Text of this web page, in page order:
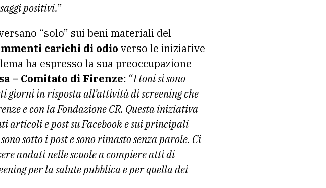
positivi.”
“solo” sui beni materiali del
carichi di odio verso le iniziative
ha espresso la sua preoccupazione
– Comitato di Firenze: “I toni si sono
giorni in risposta all’attività di screening che
e con la Fondazione CR. Questa iniziativa
articoli e post su Facebook e sui principali
sotto i post e sono rimasto senza parole. Ci
andati nelle scuole a compiere atti di
per la salute pubblica e per quella dei